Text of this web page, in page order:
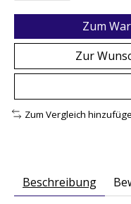
Zum
Zur
Zum Vergleich
Beschreibung